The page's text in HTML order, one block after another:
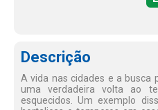
Descrição
A vida nas cidades e a busca
uma verdadeira volta ao
esquecidos. Um exemplo